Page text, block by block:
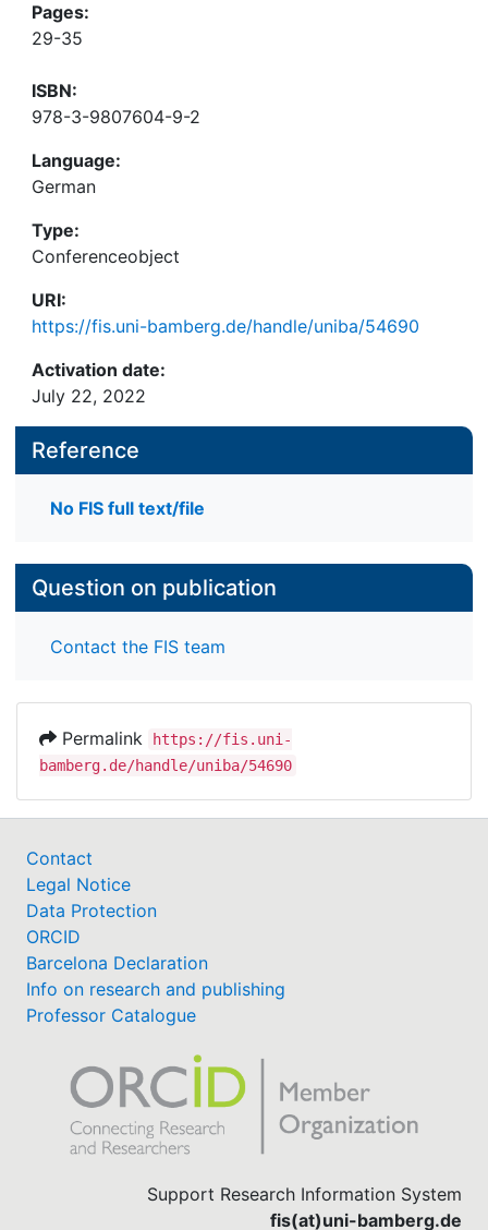
Pages:
29-35
ISBN:
978-3-9807604-9-2
Language:
German
Type:
Conferenceobject
URI:
https://fis.uni-bamberg.de/handle/uniba/54690
Activation date:
July 22, 2022
Reference
No FIS full text/file
Question on publication
Contact the FIS team
Permalink
https://fis.uni-
bamberg.de/handle/uniba/54690
Contact
Legal Notice
Data Protection
ORCID
Barcelona Declaration
Info on research and publishing
Professor Catalogue
Support Research Information System
fis(at)uni-bamberg.de